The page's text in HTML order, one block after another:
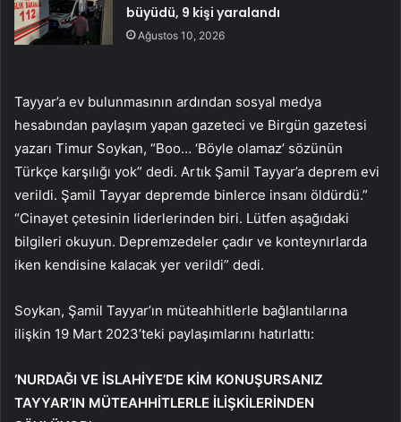
büyüdü, 9 kişi yaralandı
Ağustos 10, 2026
Tayyar’a ev bulunmasının ardından sosyal medya
hesabından paylaşım yapan gazeteci ve Birgün gazetesi
yazarı Timur Soykan, “Boo… ‘Böyle olamaz’ sözünün
Türkçe karşılığı yok” dedi. Artık Şamil Tayyar’a deprem evi
verildi. Şamil Tayyar depremde binlerce insanı öldürdü.”
“Cinayet çetesinin liderlerinden biri. Lütfen aşağıdaki
bilgileri okuyun. Depremzedeler çadır ve konteynırlarda
iken kendisine kalacak yer verildi” dedi.
Soykan, Şamil Tayyar’ın müteahhitlerle bağlantılarına
ilişkin 19 Mart 2023’teki paylaşımlarını hatırlattı:
‘NURDAĞI VE İSLAHİYE’DE KİM KONUŞURSANIZ
TAYYAR’IN MÜTEAHHİTLERLE İLİŞKİLERİNDEN